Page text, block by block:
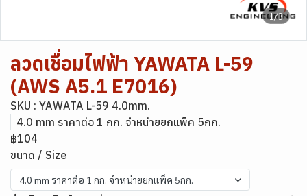
1/3
ลวดเชื่อมไฟฟ้า YAWATA L-59
(AWS A5.1 E7016)
SKU : YAWATA L-59 4.0mm.
4.0 mm ราคาต่อ 1 กก. จำหน่ายยกแพ็ค 5กก.
฿104
ขนาด / Size
4.0 mm ราคาต่อ 1 กก. จำหน่ายยกแพ็ค 5กก.